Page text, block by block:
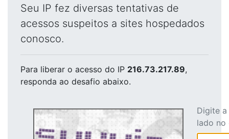
Seu IP fez diversas tentativas de
acessos suspeitos a sites hospedados
conosco.
Para liberar o acesso do IP 216.73.217.89,
responda ao desafio abaixo.
Digite
lado no